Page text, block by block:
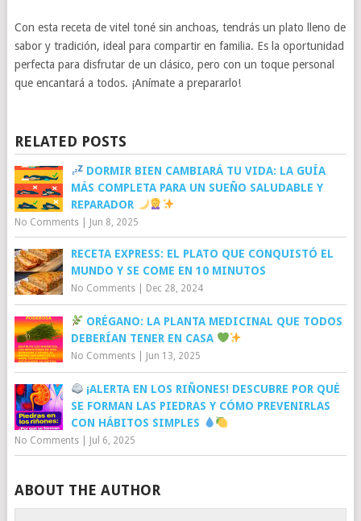
Con esta receta de vitel toné sin anchoas, tendrás un plato lleno de
sabor y tradición, ideal para compartir en familia. Es la oportunidad
perfecta para disfrutar de un clásico, pero con un toque personal
que encantará a todos. ¡Anímate a prepararlo!
RELATED POSTS
DORMIR BIEN CAMBIARÁ TU VIDA: LA GUÍA
MÁS COMPLETA PARA UN SUEÑO SALUDABLE Y
REPARADOR
No Comments| Jun 8, 2025
RECETA EXPRESS: EL PLATO QUE CONQUISTÓ EL
MUNDO Y SE COME EN 10 MINUTOS
No Comments| Dec 28, 2024
ORÉGANO: LA PLANTA MEDICINAL QUE TODOS
DEBERÍAN TENER EN CASA
No Comments| Jun 13, 2025
¡ALERTA EN LOS RIÑONES! DESCUBRE POR QUÉ
SE FORMAN LAS PIEDRAS Y CÓMO PREVENIRLAS
CON HÁBITOS SIMPLES
No Comments| Jul 6, 2025
ABOUT THE AUTHOR